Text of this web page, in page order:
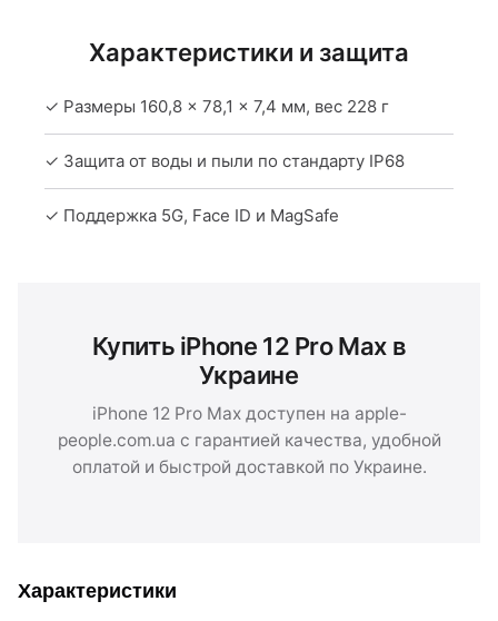
Характеристики и защита
✓ Размеры 160,8 × 78,1 × 7,4 мм, вес 228 г
✓ Защита от воды и пыли по стандарту IP68
✓ Поддержка 5G, Face ID и MagSafe
Купить iPhone 12 Pro Max в
Украине
iPhone 12 Pro Max доступен на apple-
people.com.ua с гарантией качества, удобной
оплатой и быстрой доставкой по Украине.
Характеристики